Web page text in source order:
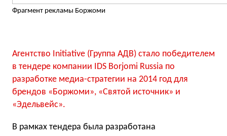
Фрагмент рекламы Боржоми
Агентство Initiative (Группа АДВ) стало победителем
в тендере компании IDS Borjomi Russia по
разработке медиа-стратегии на 2014 год для
брендов «Боржоми», «Святой источник» и
«Эдельвейс».
В рамках тендера была разработана